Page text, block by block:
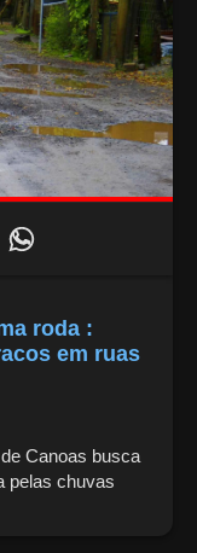
roda :
em ruas
Canoas busca
pelas chuvas